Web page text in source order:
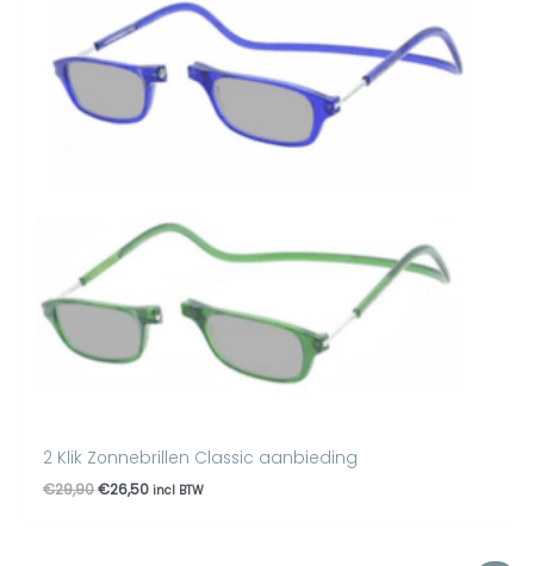
2 Klik Zonnebrillen Classic aanbieding
€29,90
€29,90.
€26,50
€26,50.
incl BTW